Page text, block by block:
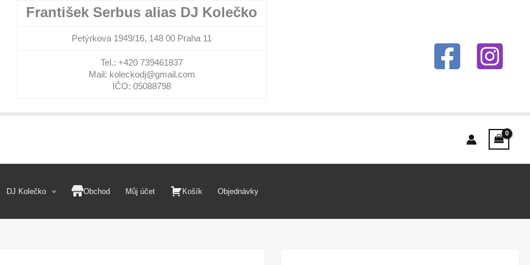
František Serbus alias DJ Kolečko
Petýrkova 1949/16, 148 00 Praha 11
Tel.: +420 739461837
Mail: koleckodj@gmail.com
IČO: 05088798
DJ Kolečko Obchod Můj účet Košík Objednávky